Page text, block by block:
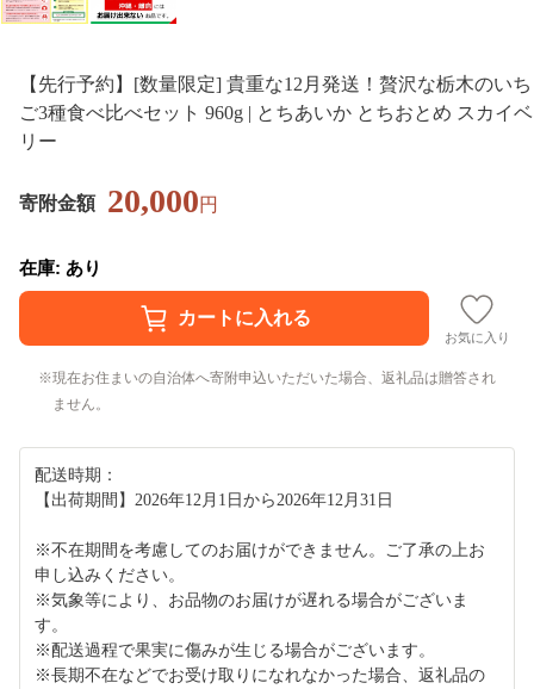
【先行予約】[数量限定] 貴重な12月発送！贅沢な栃木のいち
ご3種食べ比べセット 960g | とちあいか とちおとめ スカイベ
リー
寄附金額 20,000円
在庫: あり
お気に入り
現在お住まいの自治体へ寄附申込いただいた場合、返礼品は贈答され
ません。
配送時期：
【出荷期間】2026年12月1日から2026年12月31日
※不在期間を考慮してのお届けができません。ご了承の上お
申し込みください。
※気象等により、お品物のお届けが遅れる場合がございま
す。
※配送過程で果実に傷みが生じる場合がございます。
※長期不在などでお受け取りになれなかった場合、返礼品の